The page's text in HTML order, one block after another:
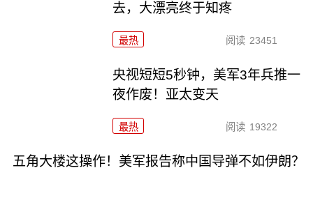
去，大漂亮终于知疼
最热 阅读 23451
央视短短5秒钟，美军3年兵推一
夜作废！亚太变天
最热 阅读 19322
五角大楼这操作！美军报告称中国导弹不如伊朗？